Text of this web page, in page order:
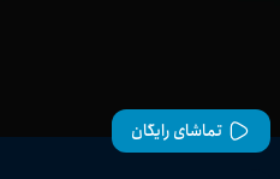
تماشای رایگان